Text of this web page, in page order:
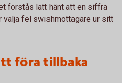
förstås lätt hänt att en siffra
välja fel swishmottagare ur sitt
föra tillbaka